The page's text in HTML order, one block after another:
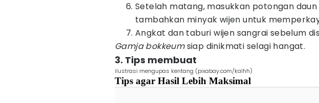
Setelah matang, masukkan potongan
tambahkan minyak wijen untuk
Angkat dan taburi wijen sangrai sebelum
Gamja bokkeumsiap dinikmati selagi hangat.
3. Tips membuat
ilustrasi mengupas kentang (pixabay.com/kalhh)
Tips agar Hasil Lebih Maksimal